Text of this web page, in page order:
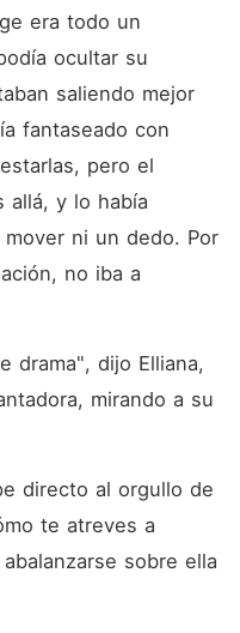
era todo un
ocultar su
saliendo mejor
fantaseado con
pero el
allá, y lo había
ni un dedo. Por
no iba a
drama", dijo Elliana,
mirando a su
directo al orgullo de
te atreves a
sobre ella